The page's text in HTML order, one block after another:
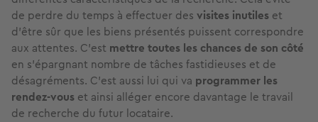
de perdre du temps à effectuer des visites inutiles et
d’être sûr que les biens présentés puissent correspondre
aux attentes. C’est mettre toutes les chances de son côté
en s’épargnant nombre de tâches fastidieuses et de
désagréments. C’est aussi lui qui va programmer les
rendez-vous et ainsi alléger encore davantage le travail
de recherche du futur locataire.